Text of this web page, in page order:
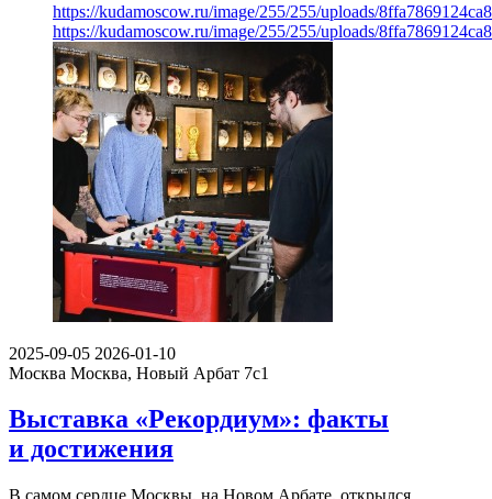
https://kudamoscow.ru/image/255/255/uploads/
https://kudamoscow.ru/image/255/255/uploads/
2025-09-05 2026-01-10
Москва Москва, Новый Арбат 7с1
Выставка «Рекордиум»: факты
и достижения